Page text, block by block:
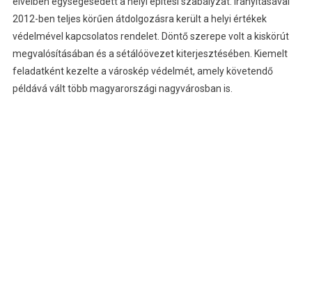
2012-ben teljes körűen átdolgozásra került a helyi értékek
védelmével kapcsolatos rendelet. Döntő szerepe volt a kiskörút
megvalósításában és a sétálóövezet kiterjesztésében. Kiemelt
feladatként kezelte a városkép védelmét, amely követendő
példává vált több magyarországi nagyvárosban is.